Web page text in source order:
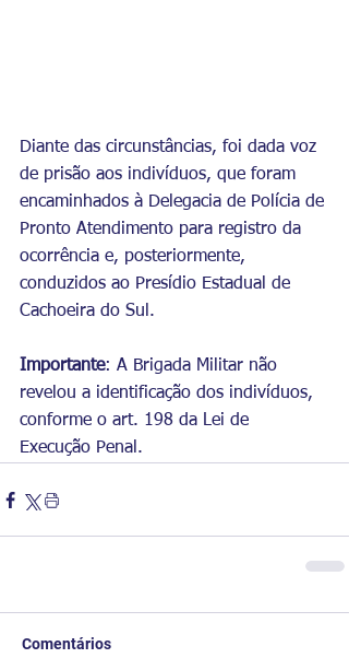
Diante das circunstâncias, foi dada voz
de prisão aos indivíduos, que foram
encaminhados à Delegacia de Polícia de
Pronto Atendimento para registro da
ocorrência e, posteriormente,
conduzidos ao Presídio Estadual de
Cachoeira do Sul.
Importante: A Brigada Militar não
revelou a identificação dos indivíduos,
conforme o art. 198 da Lei de
Execução Penal.
Comentários